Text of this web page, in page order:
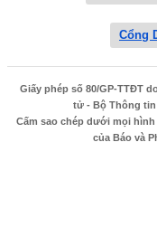
Cổng
Giấy phép số 80/GP-TTĐT
tử - Bộ Thông tin
Cấm sao chép dưới mọi
của Báo và